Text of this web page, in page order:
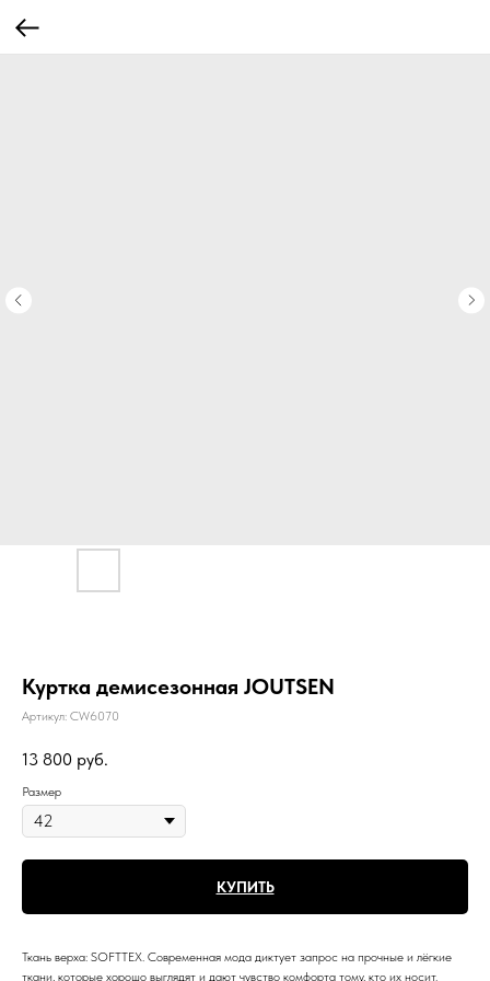
Куртка демисезонная JOUTSEN
Артикул: CW6070
13 800 руб.
Размер
КУПИТЬ
Ткань верха: SOFTTEX. Современная мода диктует запрос на прочные и лёгкие
ткани, которые хорошо выглядят и дают чувство комфорта тому, кто их носит.